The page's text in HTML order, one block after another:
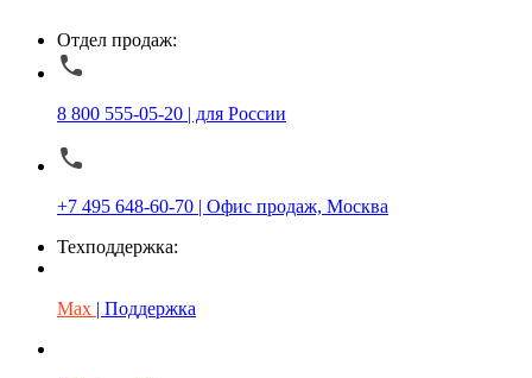
Отдел продаж:
8 800 555-05-20 | для России
+7 495 648-60-70 | Офис продаж, Москва
Техподдержка:
Max | Поддержка